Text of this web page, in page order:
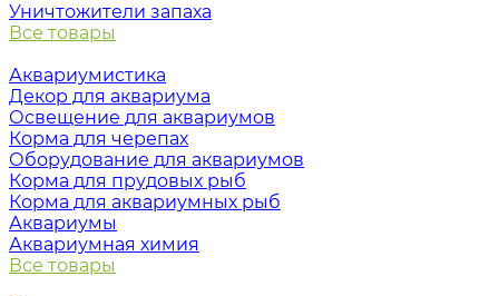
Уничтожители запаха
Все товары
Аквариумистика
Декор для аквариума
Освещение для аквариумов
Корма для черепах
Оборудование для аквариумов
Корма для прудовых рыб
Корма для аквариумных рыб
Аквариумы
Аквариумная химия
Все товары